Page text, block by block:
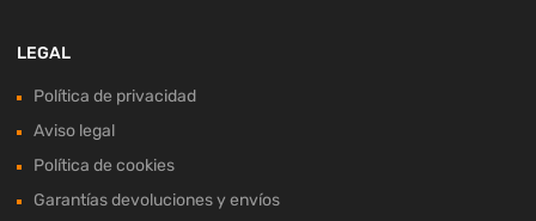
LEGAL
Política de privacidad
Aviso legal
Política de cookies
Garantías devoluciones y envíos